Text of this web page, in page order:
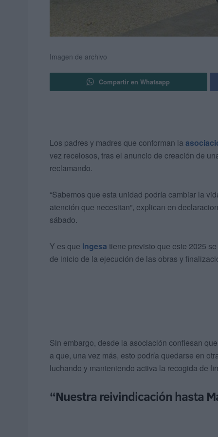
Imagen de archivo
Compartir en Whatsapp
Los padres y madres que conforman la
vez recelosos, tras el anuncio de creación de
reclamando.
“Sabemos que esta unidad podría cambiar la
atención que necesitan”, explican en
sábado.
Y es que Ingesa tiene previsto que este 2025
de inicio de la ejecución de las obras y
Sin embargo, desde la asociación confiesan
a que, una vez más, esto podría quedarse en
luchando y manteniendo activa la recogida de
“Nuestra reivindicación hasta